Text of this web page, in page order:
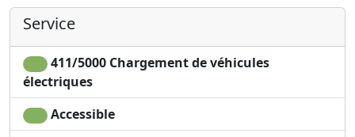
Service
411/5000 Chargement de véhicules
électriques
Accessible